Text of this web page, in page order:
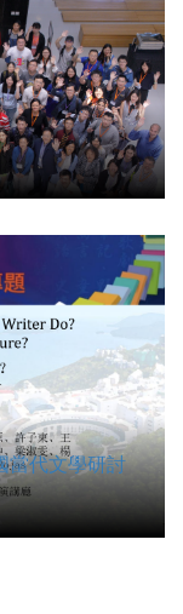
當代文學研討